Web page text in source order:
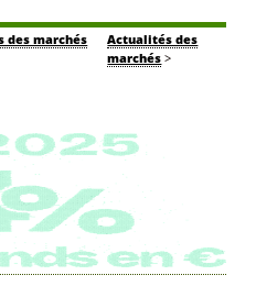
marchés
Actualités des
marchés >